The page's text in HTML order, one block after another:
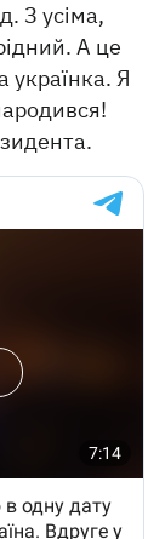
З усіма,
А це
українка. Я